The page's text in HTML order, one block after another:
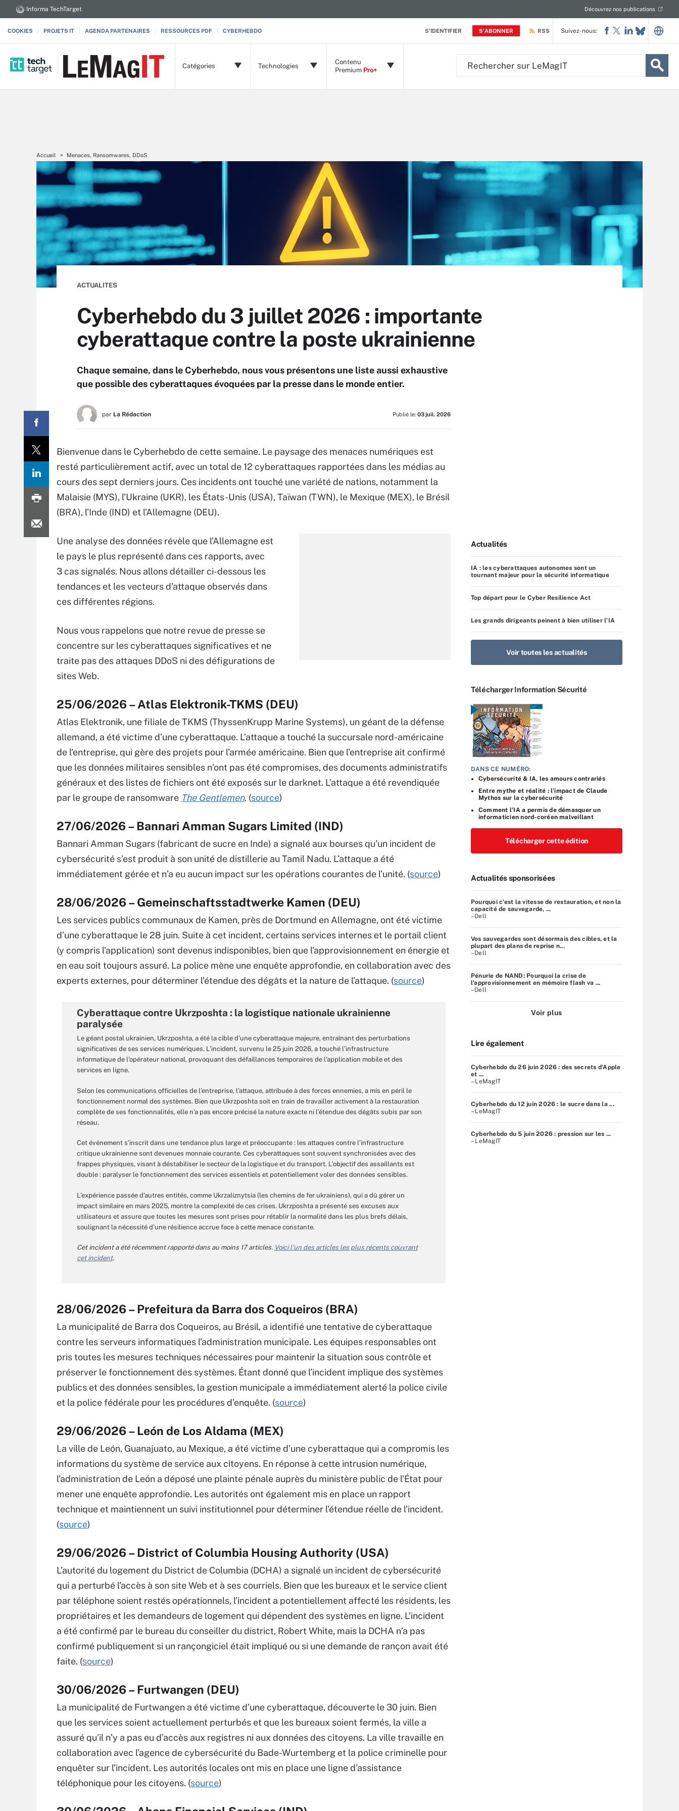
S'IDENTIFIER S'ABONNER
Informa TechTarget Découvrez nos publications
COOKIES PROJETS IT AGENDA PARTENAIRES RESSOURCES PDF CYBERHEBDO RSS
Catégories Technologies
Contenu
Premium Pro+
Suivez-nous:
Accueil Menaces, Ransomwares, DDoS
ACTUALITES
Cyberhebdo du 3 juillet 2026 : importante
cyberattaque contre la poste ukrainienne
Chaque semaine, dans le Cyberhebdo, nous vous présentons une liste aussi exhaustive
que possible des cyberattaques évoquées par la presse dans le monde entier.
par La Rédaction Publié le: 03 juil. 2026
Bienvenue dans le Cyberhebdo de cette semaine. Le paysage des menaces numériques est
resté particulièrement actif, avec un total de 12 cyberattaques rapportées dans les médias au
cours des sept derniers jours. Ces incidents ont touché une variété de nations, notamment la
Malaisie (MYS), l’Ukraine (UKR), les États-Unis (USA), Taïwan (TWN), le Mexique (MEX), le Brésil
(BRA), l’Inde (IND) et l’Allemagne (DEU).
Une analyse des données révèle que l’Allemagne est
le pays le plus représenté dans ces rapports, avec
3 cas signalés. Nous allons détailler ci-dessous les
tendances et les vecteurs d’attaque observés dans
ces différentes régions.
Nous vous rappelons que notre revue de presse se
concentre sur les cyberattaques significatives et ne
traite pas des attaques DDoS ni des défigurations de
sites Web.
25/06/2026 – Atlas Elektronik-TKMS (DEU)
Atlas Elektronik, une filiale de TKMS (ThyssenKrupp Marine Systems), un géant de la défense
allemand, a été victime d’une cyberattaque. L’attaque a touché la succursale nord-américaine
de l’entreprise, qui gère des projets pour l’armée américaine. Bien que l’entreprise ait confirmé
que les données militaires sensibles n’ont pas été compromises, des documents administratifs
généraux et des listes de fichiers ont été exposés sur le darknet. L’attaque a été revendiquée
par le groupe de ransomware The Gentlemen. (source)
27/06/2026 – Bannari Amman Sugars Limited (IND)
Bannari Amman Sugars (fabricant de sucre en Inde) a signalé aux bourses qu’un incident de
cybersécurité s’est produit à son unité de distillerie au Tamil Nadu. L’attaque a été
immédiatement gérée et n’a eu aucun impact sur les opérations courantes de l’unité. (source)
28/06/2026 – Gemeinschaftsstadtwerke Kamen (DEU)
Les services publics communaux de Kamen, près de Dortmund en Allemagne, ont été victime
d’une cyberattaque le 28 juin. Suite à cet incident, certains services internes et le portail client
(y compris l’application) sont devenus indisponibles, bien que l’approvisionnement en énergie et
en eau soit toujours assuré. La police mène une enquête approfondie, en collaboration avec des
experts externes, pour déterminer l’étendue des dégâts et la nature de l’attaque. (source)
Cyberattaque contre Ukrzposhta : la logistique nationale ukrainienne
paralysée
Le géant postal ukrainien, Ukrzposhta, a été la cible d’une cyberattaque majeure, entraînant des perturbations
significatives de ses services numériques. L’incident, survenu le 25 juin 2026, a touché l’infrastructure
informatique de l’opérateur national, provoquant des défaillances temporaires de l’application mobile et des
services en ligne.
Selon les communications officielles de l’entreprise, l’attaque, attribuée à des forces ennemies, a mis en péril le
fonctionnement normal des systèmes. Bien que Ukrzposhta soit en train de travailler activement à la restauration
complète de ses fonctionnalités, elle n’a pas encore précisé la nature exacte ni l’étendue des dégâts subis par son
réseau.
Cet événement s’inscrit dans une tendance plus large et préoccupante : les attaques contre l’infrastructure
critique ukrainienne sont devenues monnaie courante. Ces cyberattaques sont souvent synchronisées avec des
frappes physiques, visant à déstabiliser le secteur de la logistique et du transport. L’objectif des assaillants est
double : paralyser le fonctionnement des services essentiels et potentiellement voler des données sensibles.
L’expérience passée d’autres entités, comme Ukrzaliznytsia (les chemins de fer ukrainiens), qui a dû gérer un
impact similaire en mars 2025, montre la complexité de ces crises. Ukrzposhta a présenté ses excuses aux
utilisateurs et assure que toutes les mesures sont prises pour rétablir la normalité dans les plus brefs délais,
soulignant la nécessité d’une résilience accrue face à cette menace constante.
Cet incident a été récemment rapporté dans au moins 17 articles. Voici l’un des articles les plus récents couvrant
cet incident.
28/06/2026 – Prefeitura da Barra dos Coqueiros (BRA)
La municipalité de Barra dos Coqueiros, au Brésil, a identifié une tentative de cyberattaque
contre les serveurs informatiques l’administration municipale. Les équipes responsables ont
pris toutes les mesures techniques nécessaires pour maintenir la situation sous contrôle et
préserver le fonctionnement des systèmes. Étant donné que l’incident implique des systèmes
publics et des données sensibles, la gestion municipale a immédiatement alerté la police civile
et la police fédérale pour les procédures d’enquête. (source)
29/06/2026 – León de Los Aldama (MEX)
La ville de León, Guanajuato, au Mexique, a été victime d’une cyberattaque qui a compromis les
informations du système de service aux citoyens. En réponse à cette intrusion numérique,
l’administration de León a déposé une plainte pénale auprès du ministère public de l’État pour
mener une enquête approfondie. Les autorités ont également mis en place un rapport
technique et maintiennent un suivi institutionnel pour déterminer l’étendue réelle de l’incident.
(source)
29/06/2026 – District of Columbia Housing Authority (USA)
L’autorité du logement du District de Columbia (DCHA) a signalé un incident de cybersécurité
qui a perturbé l’accès à son site Web et à ses courriels. Bien que les bureaux et le service client
par téléphone soient restés opérationnels, l’incident a potentiellement affecté les résidents, les
propriétaires et les demandeurs de logement qui dépendent des systèmes en ligne. L’incident
a été confirmé par le bureau du conseiller du district, Robert White, mais la DCHA n’a pas
confirmé publiquement si un rançongiciel était impliqué ou si une demande de rançon avait été
faite. (source)
30/06/2026 – Furtwangen (DEU)
La municipalité de Furtwangen a été victime d’une cyberattaque, découverte le 30 juin. Bien
que les services soient actuellement perturbés et que les bureaux soient fermés, la ville a
assuré qu’il n’y a pas eu d’accès aux registres ni aux données des citoyens. La ville travaille en
collaboration avec l’agence de cybersécurité du Bade-Wurtemberg et la police criminelle pour
enquêter sur l’incident. Les autorités locales ont mis en place une ligne d’assistance
téléphonique pour les citoyens. (source)
Actualités
IA : les cyberattaques autonomes sont un
tournant majeur pour la sécurité informatique
Top départ pour le Cyber Resilience Act
Les grands dirigeants peinent à bien utiliser l’IA
Voir toutes les actualités
Télécharger Information Sécurité
DANS CE NUMÉRO:
Cybersécurité & IA, les amours contrariés
Entre mythe et réalité : l’impact de Claude
Mythos sur la cybersécurité
Comment l’IA a permis de démasquer un
informaticien nord-coréen malveillant
Télécharger cette édition
Actualités sponsorisées
Pourquoi c’est la vitesse de restauration, et non la
capacité de sauvegarde, ...
–Dell
Vos sauvegardes sont désormais des cibles, et la
plupart des plans de reprise n...
–Dell
Pénurie de NAND: Pourquoi la crise de
l’approvisionnement en mémoire flash va ...
–Dell
Voir plus
Lire également
Cyberhebdo du 26 juin 2026 : des secrets d’Apple
et ...
– LeMagIT
Cyberhebdo du 12 juin 2026 : le sucre dans la ...
– LeMagIT
Cyberhebdo du 5 juin 2026 : pression sur les ...
– LeMagIT